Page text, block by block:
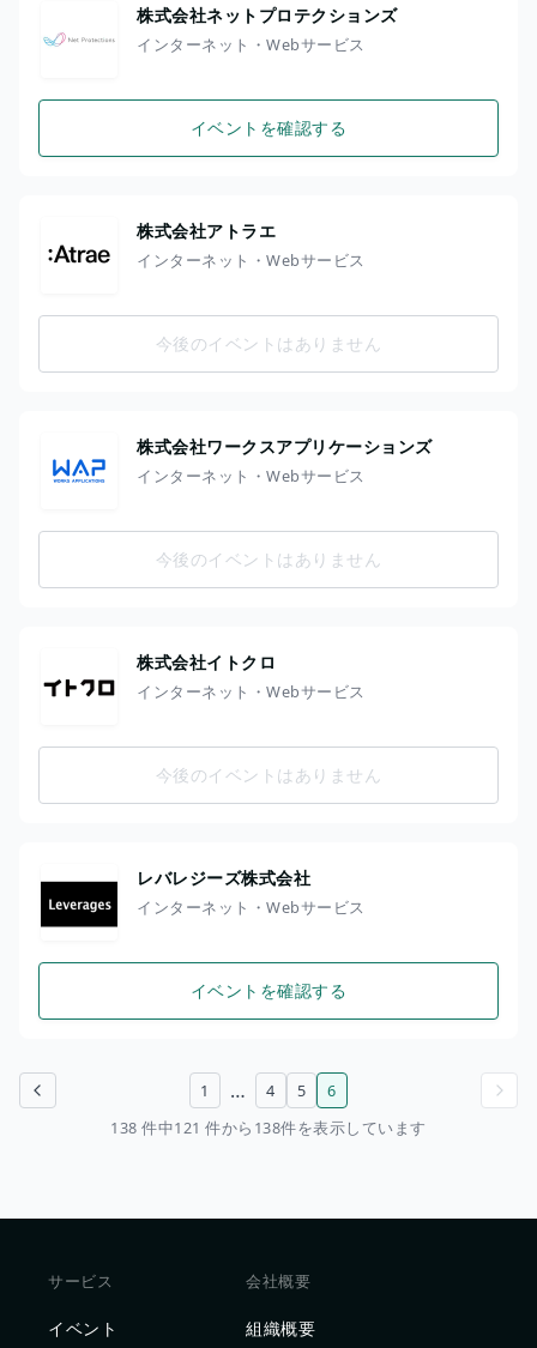
株式会社ネットプロテクションズ
インターネット・Webサービス
イベントを確認する
株式会社アトラエ
インターネット・Webサービス
今後のイベントはありません
株式会社ワークスアプリケーションズ
インターネット・Webサービス
今後のイベントはありません
株式会社イトクロ
インターネット・Webサービス
今後のイベントはありません
レバレジーズ株式会社
インターネット・Webサービス
イベントを確認する
前のページ 1 … 4 5
6
138 件中121 件から138件を表示しています
サービス
イベント
会社概要
組織概要